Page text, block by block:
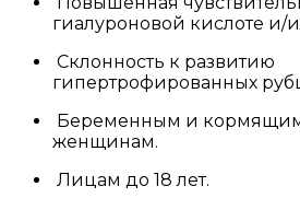
гиалуроновой кислоте и/
Склонность к развитию
гипертрофированных
Беременным и
женщинам.
Лицам до 18 лет.